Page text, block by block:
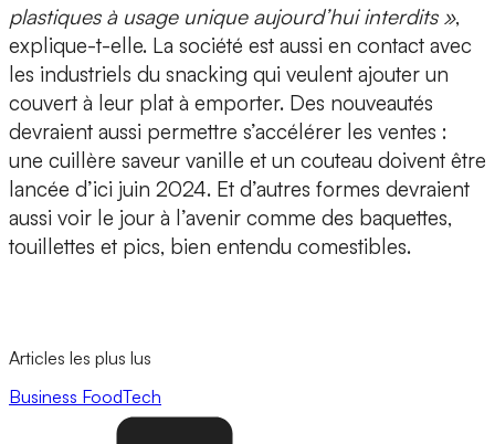
plastiques à usage unique aujourd’hui interdits »,
explique-t-elle. La société est aussi en contact avec
les industriels du snacking qui veulent ajouter un
couvert à leur plat à emporter. Des nouveautés
devraient aussi permettre s’accélérer les ventes :
une cuillère saveur vanille et un couteau doivent être
lancée d’ici juin 2024. Et d’autres formes devraient
aussi voir le jour à l’avenir comme des baquettes,
touillettes et pics, bien entendu comestibles.
Articles les plus lus
Business FoodTech